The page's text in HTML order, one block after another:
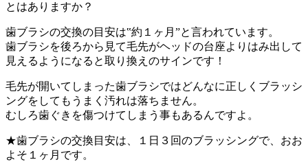
とはありますか？
歯ブラシの交換の目安は‟約１ヶ月”と言われています。
歯ブラシを後ろから見て毛先がヘッドの台座よりはみ出して
見えるようになると取り換えのサインです！
毛先が開いてしまった歯ブラシではどんなに正しくブラッシ
ングをしてもうまく汚れは落ちません。
むしろ歯ぐきを傷つけてしまう事もあるんですよ。
★歯ブラシの交換目安は、１日３回のブラッシングで、おお
よそ１ヶ月です。